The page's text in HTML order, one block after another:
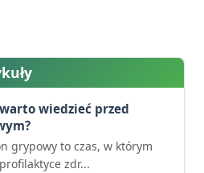
wiedzieć przed
grypowy to czas, w którym
zdr...